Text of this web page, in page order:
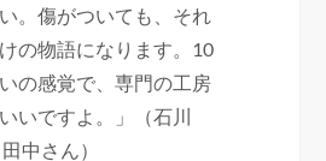
。傷がついても、それ
の物語になります。10
の感覚で、専門の工房
いですよ。」（石川
中さん）